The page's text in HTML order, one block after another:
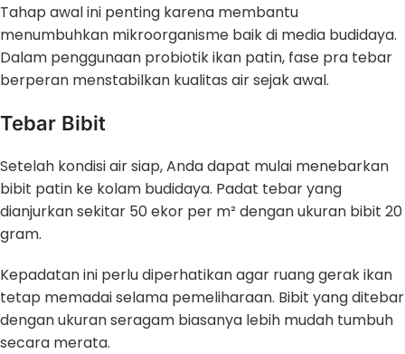
Tahap awal ini penting karena membantu
menumbuhkan mikroorganisme baik di media budidaya.
Dalam penggunaan probiotik ikan patin, fase pra tebar
berperan menstabilkan kualitas air sejak awal.
Tebar Bibit
Setelah kondisi air siap, Anda dapat mulai menebarkan
bibit patin ke kolam budidaya. Padat tebar yang
dianjurkan sekitar 50 ekor per m² dengan ukuran bibit 20
gram.
Kepadatan ini perlu diperhatikan agar ruang gerak ikan
tetap memadai selama pemeliharaan. Bibit yang ditebar
dengan ukuran seragam biasanya lebih mudah tumbuh
secara merata.